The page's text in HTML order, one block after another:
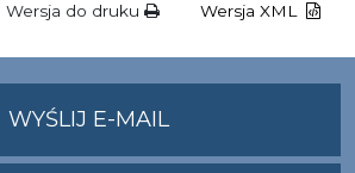
Wersja do druku Wersja XML
WYŚLIJ E-MAILNA
ADRES